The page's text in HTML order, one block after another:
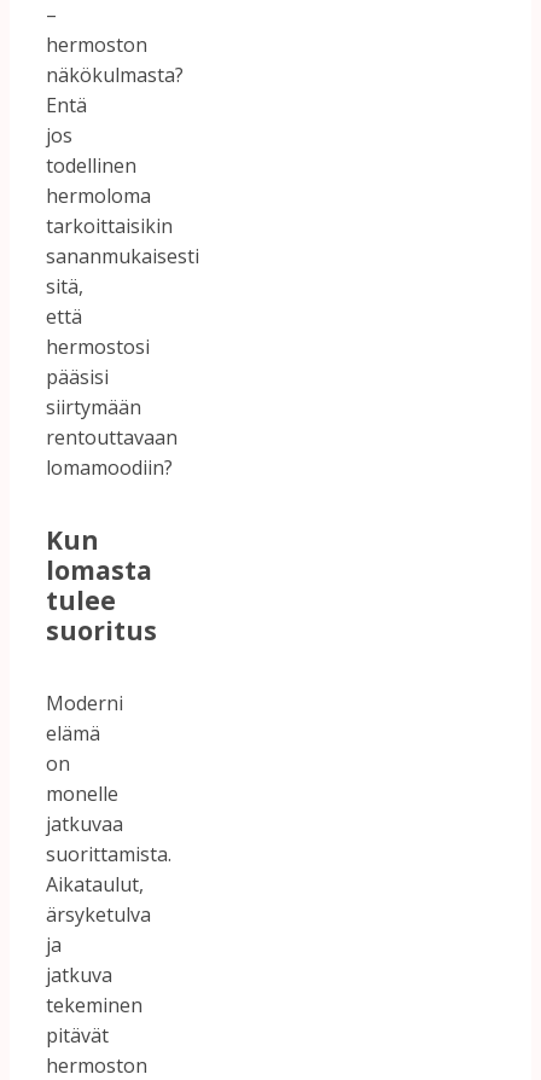
–
hermoston
näkökulmasta?
Entä
jos
todellinen
hermoloma
tarkoittaisikin
sananmukaisesti
sitä,
että
hermostosi
pääsisi
siirtymään
rentouttavaan
lomamoodiin?
Kun
lomasta
tulee
suoritus
Moderni
elämä
on
monelle
jatkuvaa
suorittamista.
Aikataulut,
ärsyketulva
ja
jatkuva
tekeminen
pitävät
hermoston